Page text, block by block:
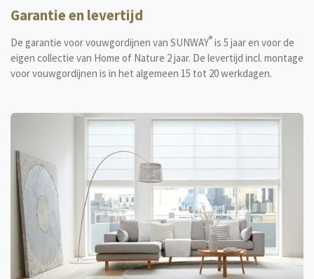
Garantie en levertijd
De garantie voor vouwgordijnen van SUNWAY® is 5 jaar en voor de
eigen collectie van Home of Nature 2 jaar. De levertijd incl. montage
voor vouwgordijnen is in het algemeen 15 tot 20 werkdagen.